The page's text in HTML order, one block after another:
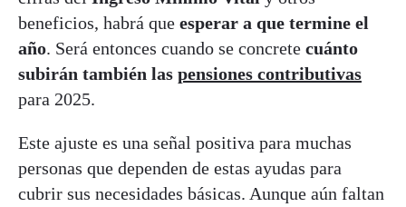
beneficios, habrá que esperar a que termine el
año. Será entonces cuando se concrete cuánto
subirán también las pensiones contributivas
para 2025.
Este ajuste es una señal positiva para muchas
personas que dependen de estas ayudas para
cubrir sus necesidades básicas. Aunque aún faltan